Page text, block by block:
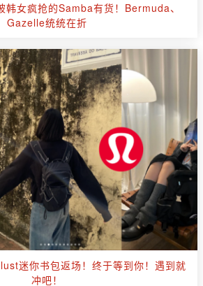
女疯抢的Samba有货！Bermuda、
Gazelle统统在折
迷你书包返场！终于等到你！遇到就
冲吧！